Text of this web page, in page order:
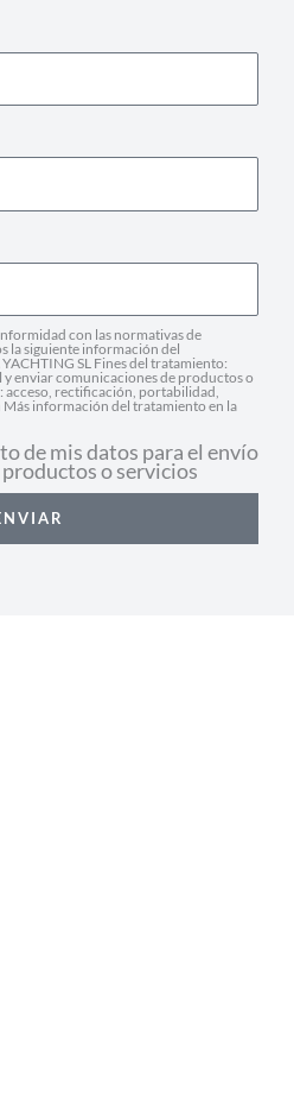
con las normativas de
la siguiente información del
SL Fines del tratamiento:
enviar comunicaciones de productos o
acceso, rectificación, portabilidad,
información del tratamiento en la
de mis datos para el envío
o servicios